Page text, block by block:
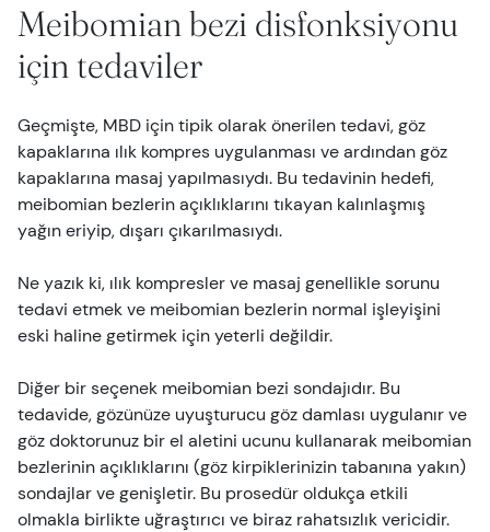
Meibomian bezi disfonksiyonu
için tedaviler
Geçmişte, MBD için tipik olarak önerilen tedavi, göz
kapaklarına ılık kompres uygulanması ve ardından göz
kapaklarına masaj yapılmasıydı. Bu tedavinin hedefi,
meibomian bezlerin açıklıklarını tıkayan kalınlaşmış
yağın eriyip, dışarı çıkarılmasıydı.
Ne yazık ki, ılık kompresler ve masaj genellikle sorunu
tedavi etmek ve meibomian bezlerin normal işleyişini
eski haline getirmek için yeterli değildir.
Diğer bir seçenek meibomian bezi sondajıdır. Bu
tedavide, gözünüze uyuşturucu göz damlası uygulanır ve
göz doktorunuz bir el aletini ucunu kullanarak meibomian
bezlerinin açıklıklarını (göz kirpiklerinizin tabanına yakın)
sondajlar ve genişletir. Bu prosedür oldukça etkili
olmakla birlikte uğraştırıcı ve biraz rahatsızlık vericidir.